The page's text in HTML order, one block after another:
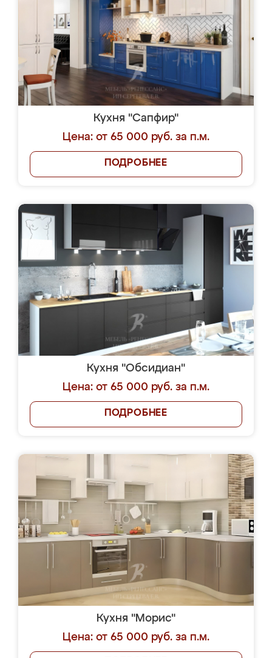
Кухня "Сапфир"
Цена: от 65 000 руб. за п.м.
ПОДРОБНЕЕ
Кухня "Обсидиан"
Цена: от 65 000 руб. за п.м.
ПОДРОБНЕЕ
Кухня "Морис"
Цена: от 65 000 руб. за п.м.